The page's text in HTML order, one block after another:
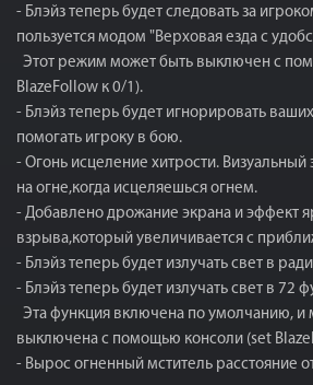
- Блэйз теперь будет следовать за
пользуется модом "Верховая езда с
Этот режим может быть выключен с
BlazeFollow к 0/1).
- Блэйз теперь будет игнорировать
помогать игроку в бою.
- Огонь исцеление хитрости. Визуальный
на огне,когда исцеляешься огнем.
- Добавлено дрожание экрана и эффект
взрыва,который увеличивается с
- Блэйз теперь будет излучать свет в
- Блэйз теперь будет излучать свет в 72
Эта функция включена по умолчанию, и
выключена с помощью консоли (set
- Вырос огненный мститель расстояние